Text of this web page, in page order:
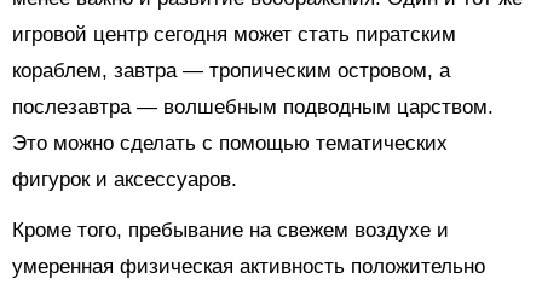
игровой центр сегодня может стать пиратским
кораблем, завтра — тропическим островом, а
послезавтра — волшебным подводным царством.
Это можно сделать с помощью тематических
фигурок и аксессуаров.
Кроме того, пребывание на свежем воздухе и
умеренная физическая активность положительно